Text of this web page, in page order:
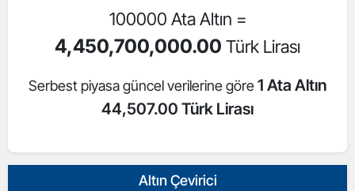
100000 Ata Altın =
4,450,700,000.00 Türk Lirası
Serbest piyasa güncel verilerine göre 1 Ata Altın
44,507.00 Türk Lirası
Altın Çevirici